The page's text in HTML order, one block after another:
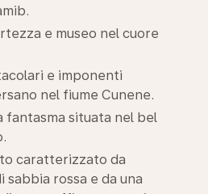
e museo nel cuore
e imponenti
nel fiume Cunene.
fantasma situata nel bel
caratterizzato da
sabbia rossa e da una